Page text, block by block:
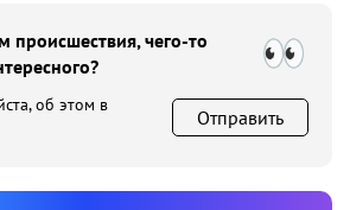
происшествия, чего-то
об этом в
Отправить